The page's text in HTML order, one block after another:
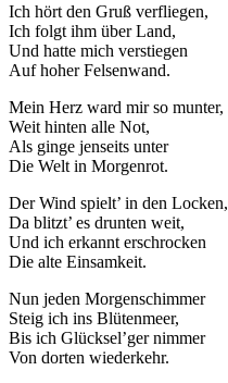
Ich hört den Gruß verfliegen,
Ich folgt ihm über Land,
Und hatte mich verstiegen
Auf hoher Felsenwand.
Mein Herz ward mir so munter,
Weit hinten alle Not,
Als ginge jenseits unter
Die Welt in Morgenrot.
Der Wind spielt’ in den Locken,
Da blitzt’ es drunten weit,
Und ich erkannt erschrocken
Die alte Einsamkeit.
Nun jeden Morgenschimmer
Steig ich ins Blütenmeer,
Bis ich Glücksel’ger nimmer
Von dorten wiederkehr.